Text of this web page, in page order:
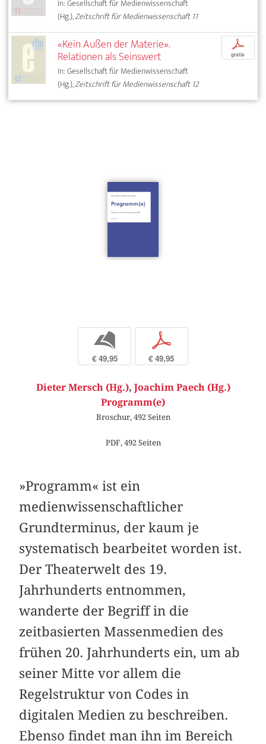
In: Gesellschaft für Medienwissenschaft
(Hg.),Zeitschrift für Medienwissenschaft 11
«Kein Außen der Materie».
Relationen als Seinswert
In: Gesellschaft für Medienwissenschaft
(Hg.),Zeitschrift für Medienwissenschaft 12
p
gratis
b
€ 49,95
p
€ 49,95
Dieter Mersch (Hg.), Joachim Paech (Hg.)
Programm(e)
Broschur, 492 Seiten
PDF, 492 Seiten
»Programm« ist ein
medienwissenschaftlicher
Grundterminus, der kaum je
systematisch bearbeitet worden ist.
Der Theaterwelt des 19.
Jahrhunderts entnommen,
wanderte der Begriff in die
zeitbasierten Massenmedien des
frühen 20. Jahrhunderts ein, um ab
seiner Mitte vor allem die
Regelstruktur von Codes in
digitalen Medien zu beschreiben.
Ebenso findet man ihn im Bereich